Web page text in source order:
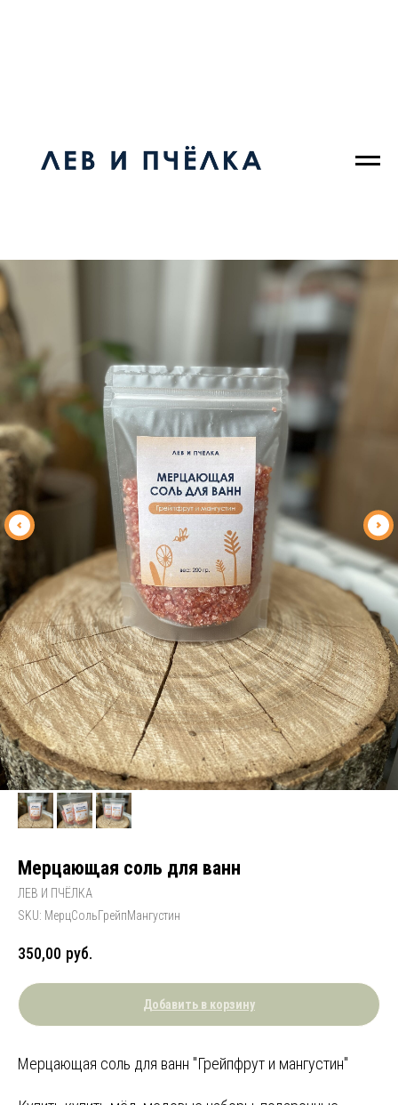
Мерцающая соль для ванн
ЛЕВ И ПЧЁЛКА
SKU: МерцСольГрейпМангустин
350,00 руб.
Добавить в корзину
Мерцающая соль для ванн "Грейпфрут и мангустин"